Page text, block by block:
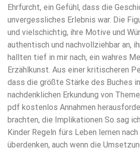
Ehrfurcht, ein Gefühl, dass die
unvergessliches Erlebnis war. Die
und vielschichtig, ihre Motive und
authentisch und nachvollziehbar an,
hallten tief in mir nach, ein wahres
Erzählkunst. Aus einer kritischeren
dass die größte Stärke des Buches
nachdenklichen Erkundung von
pdf kostenlos Annahmen
brachten, die Implikationen So sag
Kinder Regeln fürs Leben lernen
überdenken, auch wenn die